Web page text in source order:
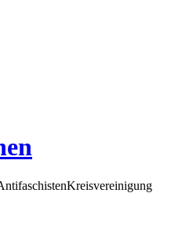
Kreisvereinigung